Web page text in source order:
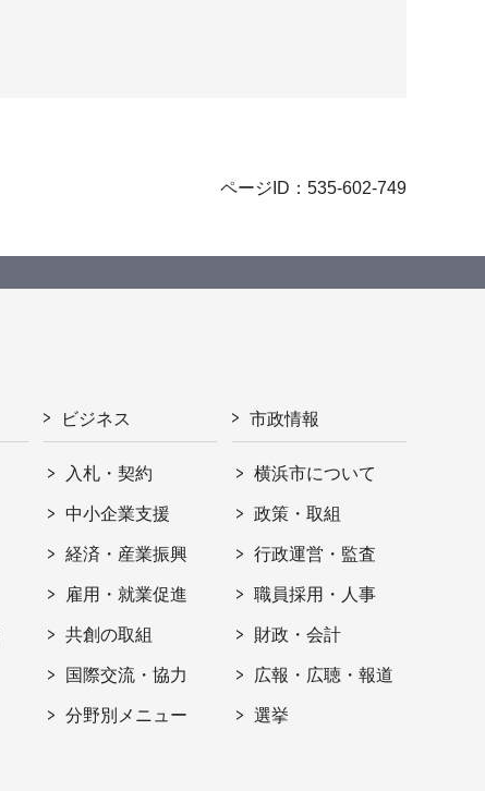
ページID：535-602-749
ビジネス
入札・契約
中小企業支援
経済・産業振興
雇用・就業促進
共創の取組
国際交流・協力
分野別メニュー
市政情報
横浜市について
政策・取組
行政運営・監査
職員採用・人事
財政・会計
広報・広聴・報道
選挙